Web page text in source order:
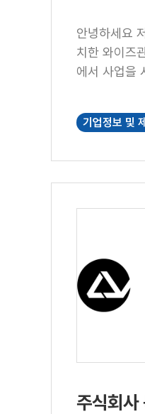
안녕하세요
치한 와이즈
에서 사업을
들도 만나고
다.기업정보 및
주식회사